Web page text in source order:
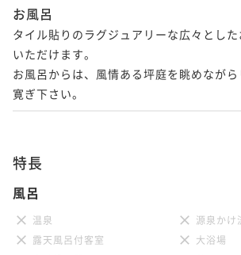
お風呂
タイル貼りのラグジュアリーな広々とし
いただけます。
お風呂からは、風情ある坪庭を眺めなが
寛ぎ下さい。
特長
風呂
温泉
源泉かけ
露天風呂付客室
大浴場